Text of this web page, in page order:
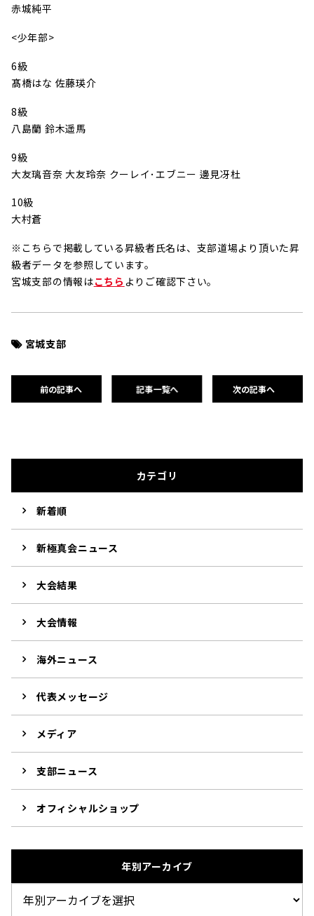
赤城純平
<少年部>
6級
髙橋はな 佐藤瑛介
8級
八島蘭 鈴木遥馬
9級
大友璃音奈 大友玲奈 クーレイ･エブニー 邊見冴杜
10級
大村蒼
※こちらで掲載している昇級者氏名は、支部道場より頂いた昇
級者データを参照しています。
宮城支部の情報はこちら よりご確認下さい。
宮城支部
前の記事へ 記事一覧へ 次の記事へ
カテゴリ
新着順
新極真会ニュース
大会結果
大会情報
海外ニュース
代表メッセージ
メディア
支部ニュース
オフィシャルショップ
年別アーカイブ